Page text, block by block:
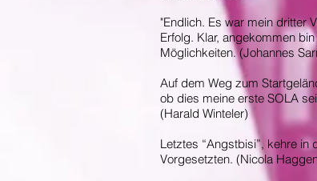
"Endlich. Es war mein dritter
Erfolg. Klar, angekommen
Möglichkeiten.(Johannes
Auf dem Weg zum
ob dies meine erste SOLA
(Harald Winteler)
Letztes “Angstbisi”, kehre
Vorgesetzten. (Nicola